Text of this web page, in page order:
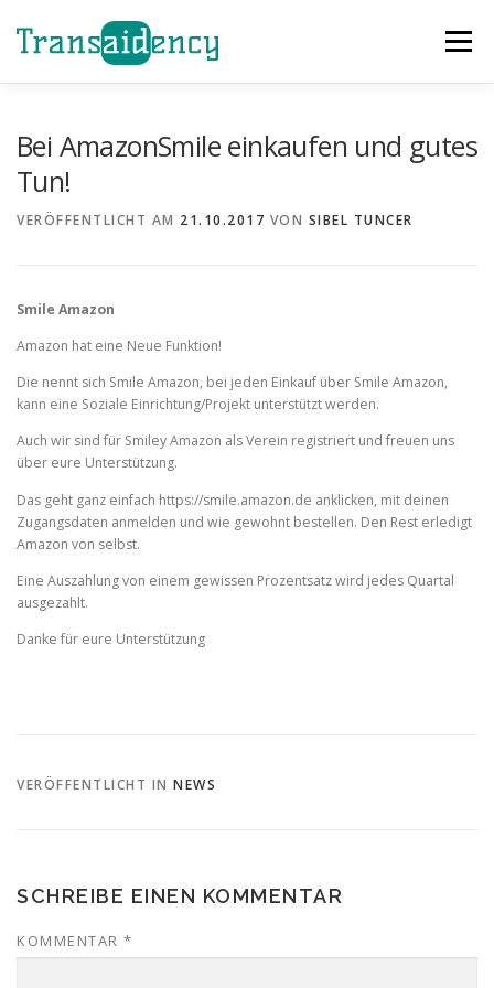
Inhalt
springen
Menü
Bei AmazonSmile einkaufen und gutes
Tun!
VERÖFFENTLICHT AM 21.10.2017 VON SIBEL TUNCER
Smile Amazon
Amazon hat eine Neue Funktion!
Die nennt sich Smile Amazon, bei jeden Einkauf über Smile Amazon,
kann eine Soziale Einrichtung/Projekt unterstützt werden.
Auch wir sind für Smiley Amazon als Verein registriert und freuen uns
über eure Unterstützung.
Das geht ganz einfach https://smile.amazon.de anklicken, mit deinen
Zugangsdaten anmelden und wie gewohnt bestellen. Den Rest erledigt
Amazon von selbst.
Eine Auszahlung von einem gewissen Prozentsatz wird jedes Quartal
ausgezahlt.
Danke für eure Unterstützung
VERÖFFENTLICHT IN NEWS
SCHREIBE EINEN KOMMENTAR
KOMMENTAR *